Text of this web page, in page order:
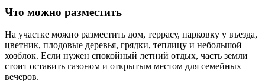
Что можно разместить
На участке можно разместить дом, террасу, парковку у въезда,
цветник, плодовые деревья, грядки, теплицу и небольшой
хозблок. Если нужен спокойный летний отдых, часть земли
стоит оставить газоном и открытым местом для семейных
вечеров.